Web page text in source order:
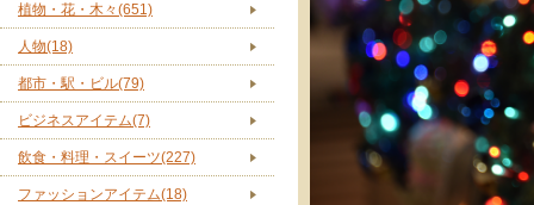
植物・花・木々(651)
人物(18)
都市・駅・ビル(79)
ビジネスアイテム(7)
飲食・料理・スイーツ(227)
ファッションアイテム(18)